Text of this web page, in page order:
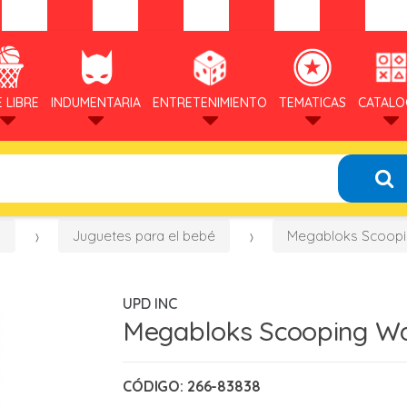
LIBRE INDUMENTARIA ENTRETENIMIENTO TEMATICAS
Juguetes para el bebé Megabloks
UPD INC
Megabloks Scooping
CÓDIGO: 266-83838